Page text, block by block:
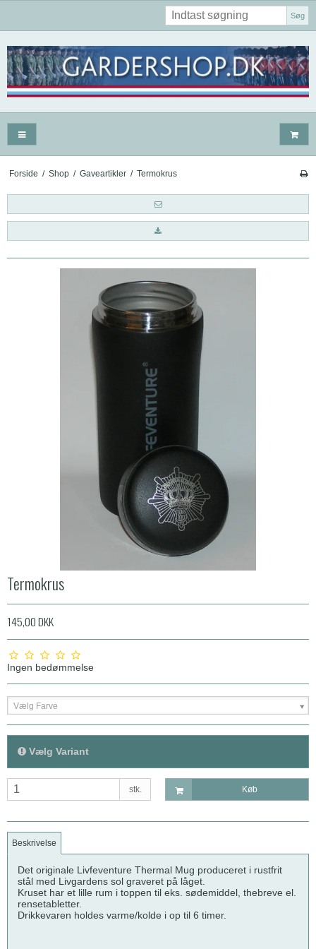
Søg
Forside / Shop / Gaveartikler / Termokrus
Termokrus
145,00 DKK
Ingen bedømmelse
Vælg Farve
Vælg Variant
stk. Køb
Beskrivelse
Det originale Livfeventure Thermal Mug produceret i rustfrit
stål med Livgardens sol graveret på låget.
Kruset har et lille rum i toppen til eks. sødemiddel, thebreve el.
rensetabletter.
Drikkevaren holdes varme/kolde i op til 6 timer.